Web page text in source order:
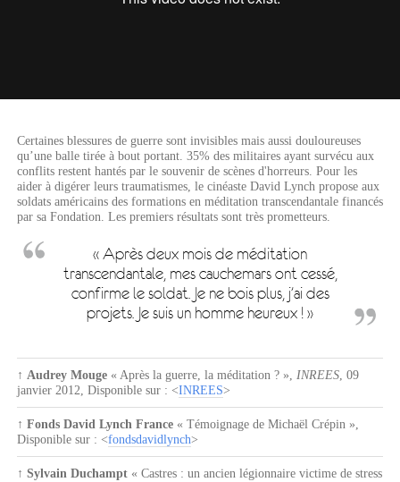
Certaines blessures de guerre sont invisibles mais aussi douloureuses
qu’une balle tirée à bout portant. 35% des militaires ayant survécu aux
conflits restent hantés par le souvenir de scènes d'horreurs. Pour les
aider à digérer leurs traumatismes, le cinéaste David Lynch propose aux
soldats américains des formations en méditation transcendantale financés
par sa Fondation. Les premiers résultats sont très prometteurs.
« Après deux mois de méditation
transcendantale, mes cauchemars ont cessé,
confirme le soldat. Je ne bois plus, j’ai des
projets. Je suis un homme heureux ! »
↑ Audrey Mouge « Après la guerre, la méditation ? », INREES, 09
janvier 2012, Disponible sur : <INREES>
↑ Fonds David Lynch France « Témoignage de Michaël Crépin »,
Disponible sur : <fondsdavidlynch>
↑ Sylvain Duchampt « Castres : un ancien légionnaire victime de stress